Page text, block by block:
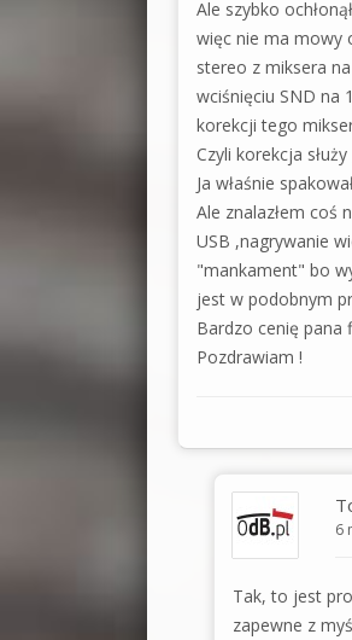
Ale szybko
więc nie ma mowy
stereo z miksera
wciśnięciu SND na
korekcji tego
Czyli korekcja
Ja właśnie
Ale znalazłem coś
USB ,nagrywanie
"mankament" bo
jest w podobnym
Bardzo cenię pana
Pozdrawiam !
6
Tak, to jest
zapewne z